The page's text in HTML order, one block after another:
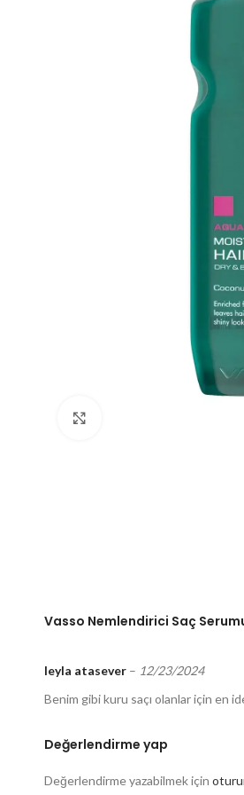
Vasso Nemlendirici Saç
leyla atasever – 12/23/2024
Benim gibi kuru saçı olanlar için en
Değerlendirme yap
Değerlendirme yazabilmek için